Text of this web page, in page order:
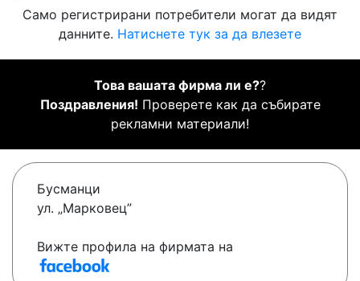
Само регистрирани потребители могат да видят
данните. Натиснете тук за да влезете
Това вашата фирма ли е??
Поздравления! Проверете как да събирате
рекламни материали!
Бусманци
ул. „Марковец”
Вижте профила на фирмата на